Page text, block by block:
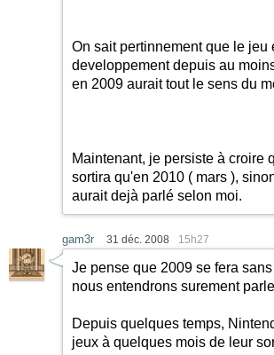
On sait pertinnement que le jeu
developpement depuis au
en 2009 aurait tout le sens du
Maintenant, je persiste à croire
sortira qu'en 2010 ( mars ),
aurait dejà parlé selon moi.
gam3r 31 déc. 2008 15h27
Je pense que 2009 se fera
nous entendrons surement
Depuis quelques temps,
jeux à quelques mois de leur